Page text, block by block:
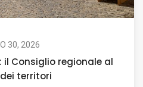
30, 2026
Consiglio regionale al
territori